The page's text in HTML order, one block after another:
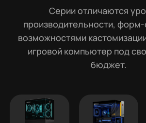
Серии отличаются
производительности,
возможностями
игровой компьютер под
бюджет.